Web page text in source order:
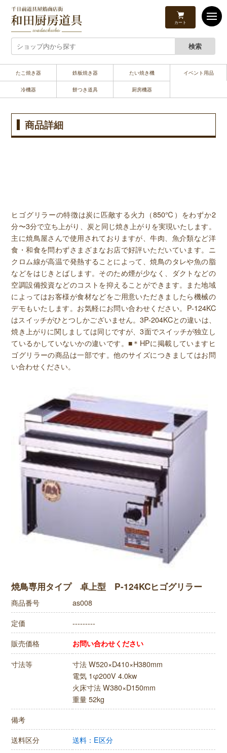
カート
たこ焼き器 鉄板焼き器 たい焼き機 イベント用品
冷機器 餅つき道具 厨房機器
商品詳細
ヒゴグリラーの特徴は炭に匹敵する火力（850℃）をわずか2
分〜3分で立ち上がり、炭と同じ焼き上がりを実現いたします。
主に焼鳥屋さんで使用されておりますが、牛肉、魚介類など洋
食・和食を問わずさまざまなお店で好評いただいています。ニ
クロム線が高温で発熱することによって、焼鳥のタレや魚の脂
などをはじきとばします。そのため煙が少なく、ダクトなどの
空調設備投資などのコストを抑えることができます。また地域
によってはお客様が食材などをご用意いただきましたら機械の
デモもいたします。お気軽にお問い合わせください。P-124KC
はスイッチがひとつしかございません。3P-204KCとの違いは、
焼き上がりに関しましては同じですが、3面でスイッチが独立し
ているかしていないかの違いです。■＊HPに掲載していますヒ
ゴグリラーの商品は一部です。他のサイズにつきましてはお問
い合わせください。
焼鳥専用タイプ 卓上型 P-124KCヒゴグリラー
商品番号
as008
定価
---------
販売価格
お問い合わせください
寸法等
寸法 W520×D410×H380mm
電気 1φ200V 4.0kw
火床寸法 W380×D150mm
重量 52kg
備考
送料区分
送料：E区分